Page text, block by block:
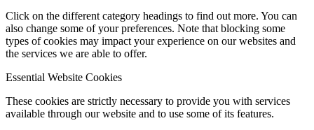
Click on the different category headings to find out more. You can
also change some of your preferences. Note that blocking some
types of cookies may impact your experience on our websites and
the services we are able to offer.
Essential Website Cookies
These cookies are strictly necessary to provide you with services
available through our website and to use some of its features.